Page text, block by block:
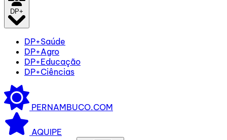
DP+
DP+Saúde
DP+Agro
DP+Educação
DP+Ciências
PERNAMBUCO.COM
AQUIPE